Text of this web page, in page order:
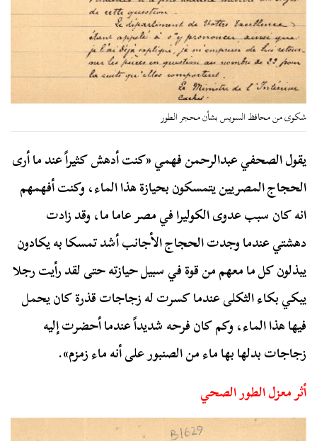
شكوى من محافظ السويس بشأن محجر الطور
يقول الصحفي عبدالرحمن فهمي «كنت أدهش كثيراً عند ما أرى
الحجاج المصريين يتمسكون بحيازة هذا الماء، وكنت أفهمهم
انه كان سبب عدوى الكوليرا في مصر عاما ما، وقد زادت
دهشتي عندما وجدت الحجاج الأجانب أشد تمسكا به يكادون
يبذلون كل ما معهم من قوة في سبيل حيازته حتى لقد رأيت رجلا
يبكي بكاء الثكلى عندما كسرت له زجاجات قذرة كان يحمل
فيها هذا الماء، وكم كان فرحه شديداً عندما أحضرت إليه
زجاجات بدلها بها ماء من الصنبور على أنه ماء زمزم».
أثر معزل الطور الصحي